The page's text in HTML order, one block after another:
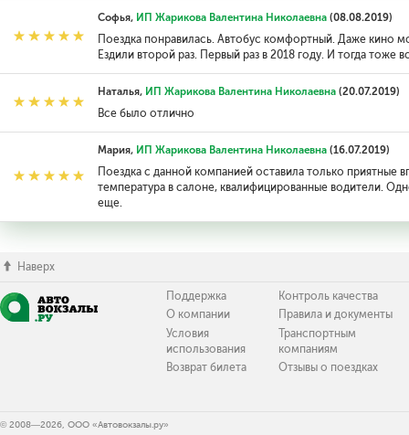
Софья, ИП Жарикова Валентина Николаевна(08.08.2019)
Поездка понравилась. Автобус комфортный. Даже кино
Ездили второй раз. Первый раз в 2018 году. И тогда тоже
Наталья, ИП Жарикова Валентина Николаевна(20.07.2019)
Все было отлично
Мария, ИП Жарикова Валентина Николаевна(16.07.2019)
Поездка с данной компанией оставила только приятные
температура в салоне, квалифицированные водители.
еще.
Наверх
Поддержка
О компании
Условия
использования
Возврат билета
Контроль качества
Правила и документы
Транспортным
компаниям
Отзывы о поездках
© 2008—2026, ООО «Автовокзалы.ру»